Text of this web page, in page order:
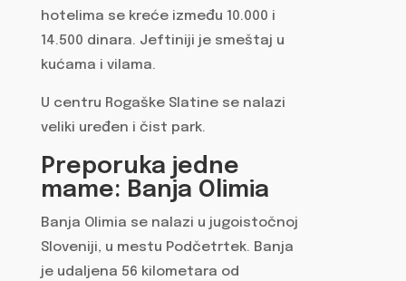
hotelima se kreće između 10.000 i
14.500 dinara. Jeftiniji je smeštaj u
kućama i vilama.
U centru Rogaške Slatine se nalazi
veliki uređen i čist park.
Preporuka jedne
mame: Banja Olimia
Banja Olimia se nalazi u jugoistočnoj
Sloveniji, u mestu Podčetrtek. Banja
je udaljena 56 kilometara od